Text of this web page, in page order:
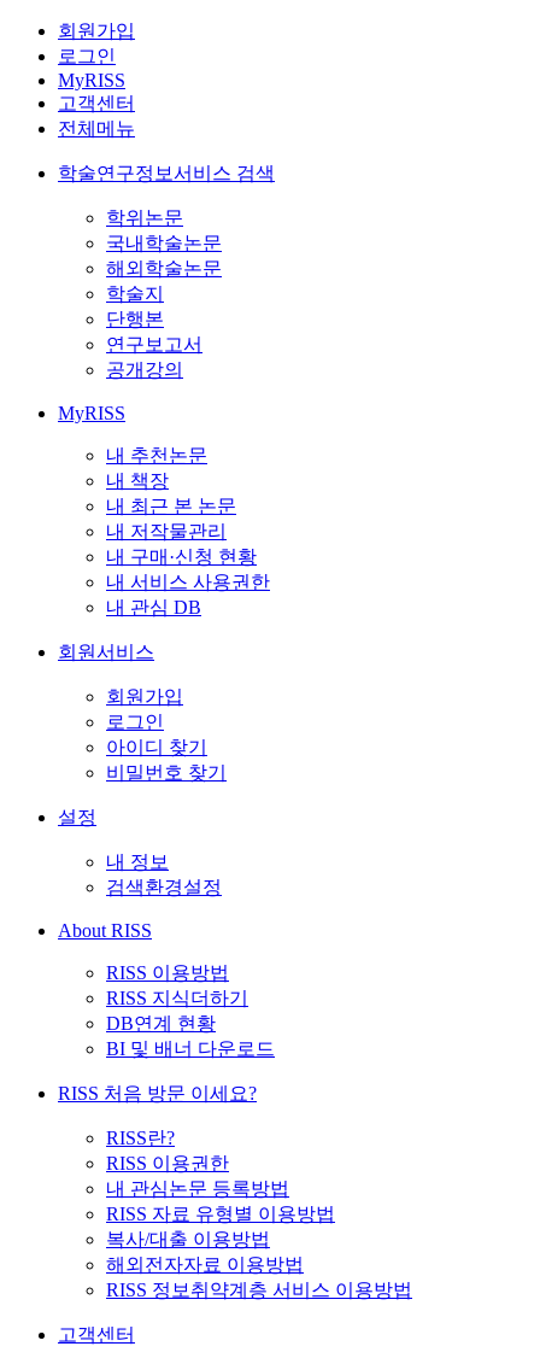
회원가입
로그인
MyRISS
고객센터
전체메뉴
학술연구정보서비스 검색
학위논문
국내학술논문
해외학술논문
학술지
단행본
연구보고서
공개강의
MyRISS
내 추천논문
내 책장
내 최근 본 논문
내 저작물관리
내 구매·신청 현황
내 서비스 사용권한
내 관심 DB
회원서비스
회원가입
로그인
아이디 찾기
비밀번호 찾기
설정
내 정보
검색환경설정
About RISS
RISS 이용방법
RISS 지식더하기
DB연계 현황
BI 및 배너 다운로드
RISS 처음 방문 이세요?
RISS란?
RISS 이용권한
내 관심논문 등록방법
RISS 자료 유형별 이용방법
복사/대출 이용방법
해외전자자료 이용방법
RISS 정보취약계층 서비스 이용방법
고객센터